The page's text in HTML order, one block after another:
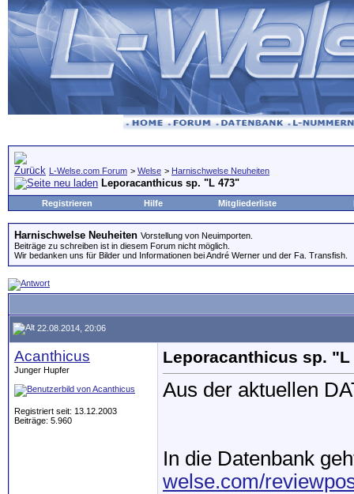
L-Welse.com Forum > Welse > Harnischwelse Neuheiten
Leporacanthicus sp. "L 473"
Registrieren Hilfe Mitgliederliste
Harnischwelse Neuheiten Vorstellung von Neuimporten.
Beiträge zu schreiben ist in diesem Forum nicht möglich.
Wir bedanken uns für Bilder und Informationen bei André Werner und der Fa. Transfish.
22.08.2014, 20:06
Acanthicus
Junger Hupfer
Registriert seit: 13.12.2003
Beiträge: 5.960
Leporacanthicus sp. "L
Aus der aktuellen
In die Datenbank
welse.com/